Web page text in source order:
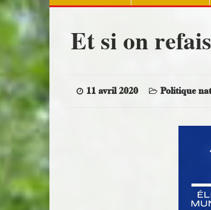
Et si on
11 avril 2020 Politique